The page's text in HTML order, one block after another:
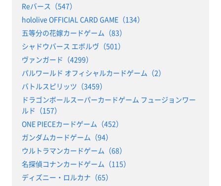
Reバース（547）
hololive OFFICIAL CARD GAME（134）
五等分の花嫁カードゲーム（83）
シャドウバース エボルヴ（501）
ヴァンガード（4299）
パルワールド オフィシャルカードゲーム（2）
バトルスピリッツ（3459）
ドラゴンボールスーパーカードゲーム フュージョンワー
ルド（157）
ONE PIECEカードゲーム（452）
ガンダムカードゲーム（94）
ウルトラマンカードゲーム（68）
名探偵コナンカードゲーム（115）
ディズニー・ロルカナ（65）